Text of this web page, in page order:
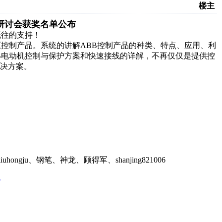
楼主
讨会获奖名单公布
的支持！
制产品。系统的讲解ABB控制产品的种类、特点、应用、利
动机控制与保护方案和快速接线的详解，不再仅仅是提供控
方案。
、钢笔、神龙、顾得军、shanjing821006